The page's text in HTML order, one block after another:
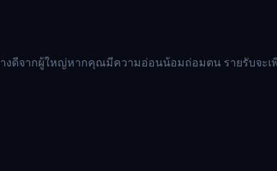
งดีจากผู้ใหญ่หากคุณมีความอ่อนน้อมถ่อมตน รายรับจะ